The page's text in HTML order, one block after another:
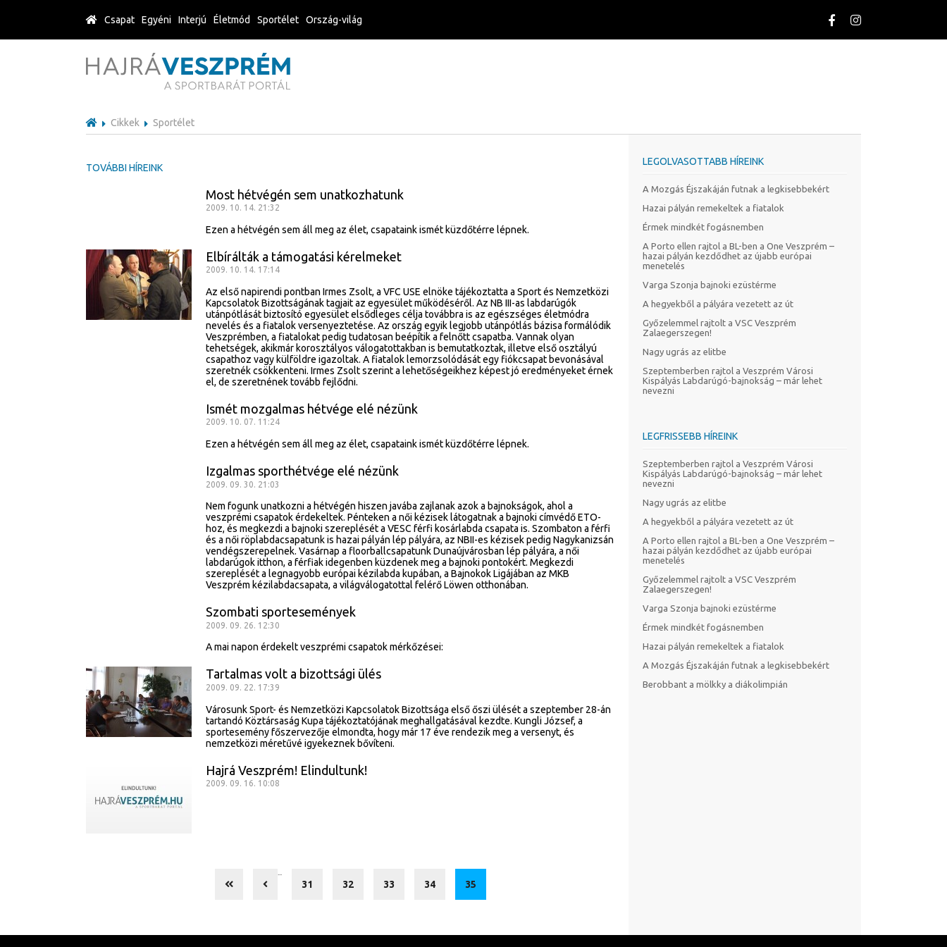
Cikkek Sportélet
TOVÁBBI HÍREINK
Most hétvégén sem unatkozhatunk
2009. 10. 14. 21:32
Ezen a hétvégén sem áll meg az élet, csapataink ismét küzdőtérre lépnek.
Elbírálták a támogatási kérelmeket
2009. 10. 14. 17:14
Az első napirendi pontban Irmes Zsolt, a VFC USE elnöke tájékoztatta a Sport és Nemzetközi
Kapcsolatok Bizottságának tagjait az egyesület működéséről. Az NB III-as labdarúgók
utánpótlását biztosító egyesület elsődleges célja továbbra is az egészséges életmódra
nevelés és a fiatalok versenyeztetése. Az ország egyik legjobb utánpótlás bázisa formálódik
Veszprémben, a fiatalokat pedig tudatosan beépítik a felnőtt csapatba. Vannak olyan
tehetségek, akikmár korosztályos válogatottakban is bemutatkoztak, illetve első osztályú
csapathoz vagy külföldre igazoltak. A fiatalok lemorzsolódását egy fiókcsapat bevonásával
szeretnék csökkenteni. Irmes Zsolt szerint a lehetőségeikhez képest jó eredményeket érnek
el, de szeretnének tovább fejlődni.
Ismét mozgalmas hétvége elé nézünk
2009. 10. 07. 11:24
Ezen a hétvégén sem áll meg az élet, csapataink ismét küzdőtérre lépnek.
Izgalmas sporthétvége elé nézünk
2009. 09. 30. 21:03
Nem fogunk unatkozni a hétvégén hiszen javába zajlanak azok a bajnokságok, ahol a
veszprémi csapatok érdekeltek. Pénteken a női kézisek látogatnak a bajnoki címvédő ETO-
hoz, és megkezdi a bajnoki szereplését a VESC férfi kosárlabda csapata is. Szombaton a férfi
és a női röplabdacsapatunk is hazai pályán lép pályára, az NBII-es kézisek pedig Nagykanizsán
vendégszerepelnek. Vasárnap a floorballcsapatunk Dunaújvárosban lép pályára, a női
labdarúgok itthon, a férfiak idegenben küzdenek meg a bajnoki pontokért. Megkezdi
szereplését a legnagyobb európai kézilabda kupában, a Bajnokok Ligájában az MKB
Veszprém kézilabdacsapata, a világválogatottal felérő Löwen otthonában.
Szombati sportesemények
2009. 09. 26. 12:30
A mai napon érdekelt veszprémi csapatok mérkőzései:
Tartalmas volt a bizottsági ülés
2009. 09. 22. 17:39
Városunk Sport- és Nemzetközi Kapcsolatok Bizottsága első őszi ülését a szeptember 28-án
tartandó Köztársaság Kupa tájékoztatójának meghallgatásával kezdte. Kungli József, a
sportesemény főszervezője elmondta, hogy már 17 éve rendezik meg a versenyt, és
nemzetközi méretűvé igyekeznek bővíteni.
Hajrá Veszprém! Elindultunk!
2009. 09. 16. 10:08
31 32 33 34 35
LEGOLVASOTTABB HÍREINK
A Mozgás Éjszakáján futnak a legkisebbekért
Hazai pályán remekeltek a fiatalok
Érmek mindkét fogásnemben
A Porto ellen rajtol a BL-ben a One Veszprém –
hazai pályán kezdődhet az újabb európai
menetelés
Varga Szonja bajnoki ezüstérme
A hegyekből a pályára vezetett az út
Győzelemmel rajtolt a VSC Veszprém
Zalaegerszegen!
Nagy ugrás az elitbe
Szeptemberben rajtol a Veszprém Városi
Kispályás Labdarúgó-bajnokság – már lehet
nevezni
LEGFRISSEBB HÍREINK
Szeptemberben rajtol a Veszprém Városi
Kispályás Labdarúgó-bajnokság – már lehet
nevezni
Nagy ugrás az elitbe
A hegyekből a pályára vezetett az út
A Porto ellen rajtol a BL-ben a One Veszprém –
hazai pályán kezdődhet az újabb európai
menetelés
Győzelemmel rajtolt a VSC Veszprém
Zalaegerszegen!
Varga Szonja bajnoki ezüstérme
Érmek mindkét fogásnemben
Hazai pályán remekeltek a fiatalok
A Mozgás Éjszakáján futnak a legkisebbekért
Berobbant a mölkky a diákolimpián
Csapat Egyéni Interjú Életmód Sportélet Ország-világ